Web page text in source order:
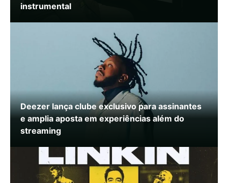
instrumental
Deezer lança clube exclusivo para assinantes
e amplia aposta em experiências além do
streaming